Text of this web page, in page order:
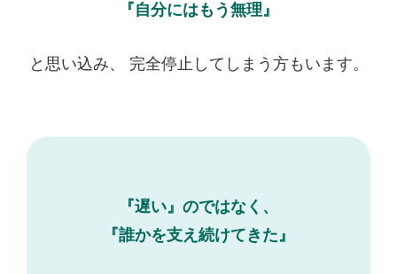
『自分にはもう無理』
と思い込み、 完全停止してしまう方もいます。
『遅い』のではなく、
『誰かを支え続けてきた』